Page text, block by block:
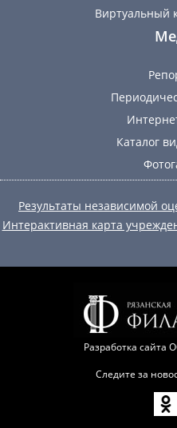
Виртуальный
Каталог
Результаты независимой
Интерактивная карта
Разработка сайта
Следите за